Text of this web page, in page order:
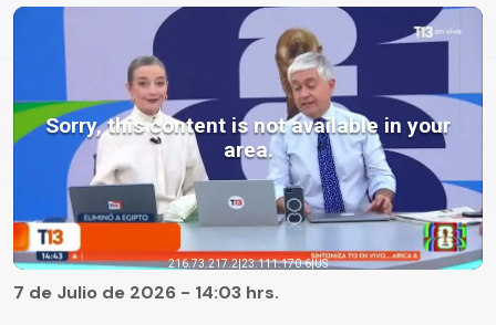
7 de Julio de 2026 - 14:03 hrs.